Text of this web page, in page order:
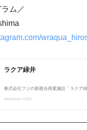
ム／